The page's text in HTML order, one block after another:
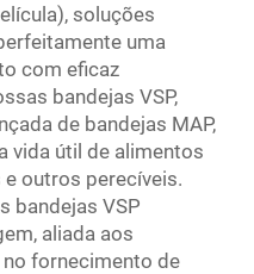
soluções
uma
com eficaz
bandejas VSP,
de bandejas MAP,
vida útil de alimentos
outros perecíveis.
bandejas VSP
aliada aos
fornecimento de